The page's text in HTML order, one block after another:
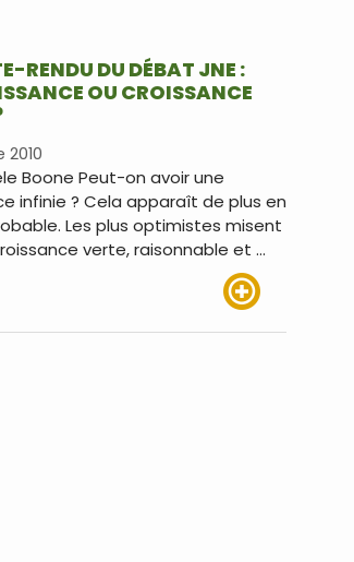
RENDU DU DÉBAT JNE :
OU CROISSANCE
Boone Peut-on avoir une
infinie ? Cela apparaît de plus en
Les plus optimistes misent
verte, raisonnable et …